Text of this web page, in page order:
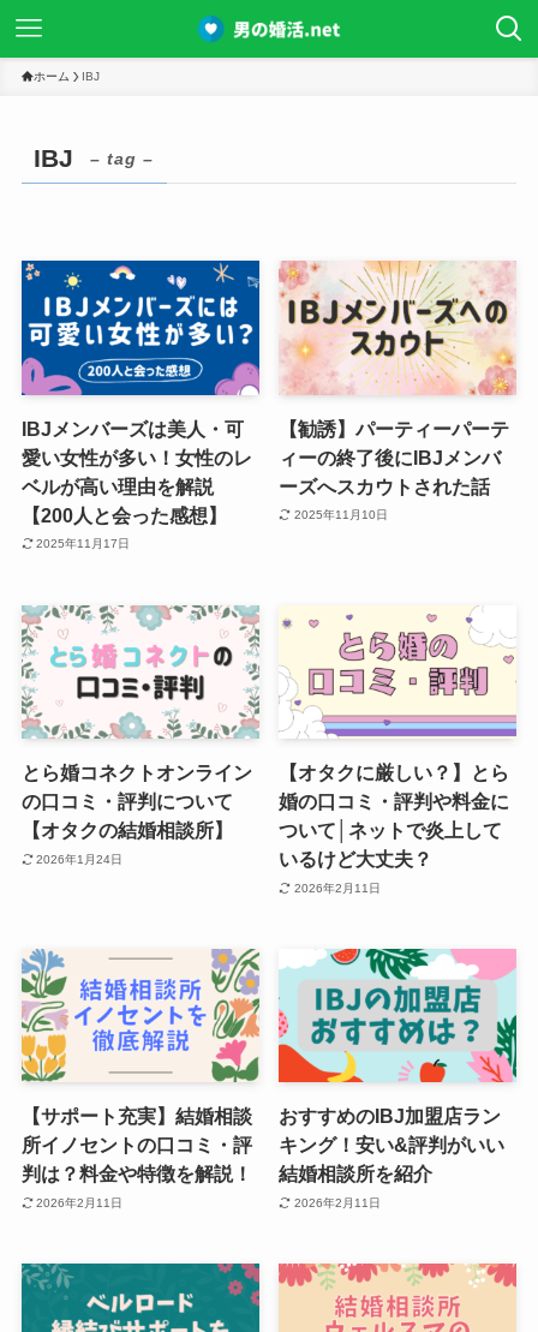
ホーム IBJ
IBJ – tag –
IBJメンバーズは美人・可
愛い女性が多い！女性のレ
ベルが高い理由を解説
【200人と会った感想】
2025年11月17日
【勧誘】パーティーパーテ
ィーの終了後にIBJメンバ
ーズへスカウトされた話
2025年11月10日
とら婚コネクトオンライン
の口コミ・評判について
【オタクの結婚相談所】
2026年1月24日
【オタクに厳しい？】とら
婚の口コミ・評判や料金に
ついて│ネットで炎上して
いるけど大丈夫？
2026年2月11日
【サポート充実】結婚相談
所イノセントの口コミ・評
判は？料金や特徴を解説！
2026年2月11日
おすすめのIBJ加盟店ラン
キング！安い&評判がいい
結婚相談所を紹介
2026年2月11日